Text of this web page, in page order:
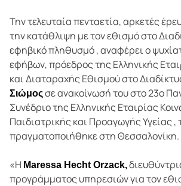
Την τελευταία πενταετία, αρκετές
την κατάθλιψη με τον εθισμό στο
εφηβικό πληθυσμό , αναφέρει ο
εφήβων, πρόεδρος της Ελληνικής
και Διαταραχής Εθισμού στο
Σιώμοςσε ανακοίνωσή του στο 23ο
Συνέδριο της Ελληνικής Εταιρίας
Παιδιατρικής και Προαγωγής Υγείας ,
πραγματοποιήθηκε στη Θεσσαλονίκη.
«Η Maressa Hecht Orzack,
προγράμματος υπηρεσιών για τον